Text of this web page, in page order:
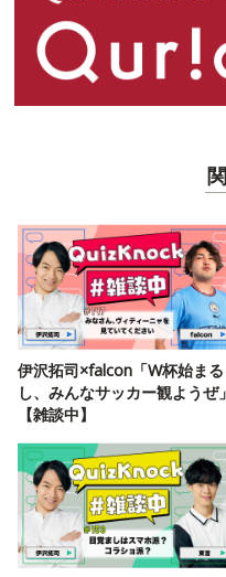
伊沢拓司×falcon「W杯始まる
し、みんなサッカー観ようぜ」
【雑談中】